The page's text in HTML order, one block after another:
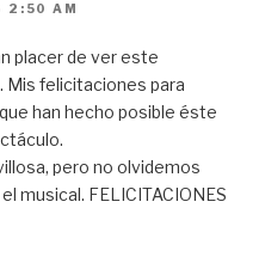
2:50 AM
placer de ver este
Mis felicitaciones para
han hecho posible éste
pero no olvidemos
musical. FELICITACIONES